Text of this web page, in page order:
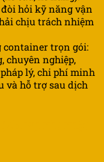
hỏi kỹ năng vận
chịu trách nhiệm
container trọn gói:
chuyên nghiệp,
lý, chi phí minh
và hỗ trợ sau dịch